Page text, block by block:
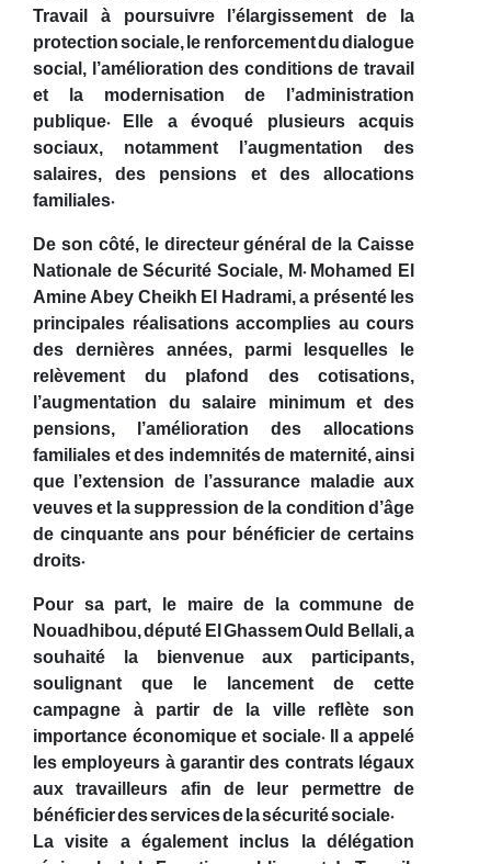
Travail à poursuivre l’élargissement de la
protection sociale, le renforcement du dialogue
social, l’amélioration des conditions de travail
et la modernisation de l’administration
publique. Elle a évoqué plusieurs acquis
sociaux, notamment l’augmentation des
salaires, des pensions et des allocations
familiales.
De son côté, le directeur général de la Caisse
Nationale de Sécurité Sociale, M. Mohamed El
Amine Abey Cheikh El Hadrami, a présenté les
principales réalisations accomplies au cours
des dernières années, parmi lesquelles le
relèvement du plafond des cotisations,
l’augmentation du salaire minimum et des
pensions, l’amélioration des allocations
familiales et des indemnités de maternité, ainsi
que l’extension de l’assurance maladie aux
veuves et la suppression de la condition d’âge
de cinquante ans pour bénéficier de certains
droits.
Pour sa part, le maire de la commune de
Nouadhibou, député El Ghassem Ould Bellali, a
souhaité la bienvenue aux participants,
soulignant que le lancement de cette
campagne à partir de la ville reflète son
importance économique et sociale. Il a appelé
les employeurs à garantir des contrats légaux
aux travailleurs afin de leur permettre de
bénéficier des services de la sécurité sociale.
La visite a également inclus la délégation